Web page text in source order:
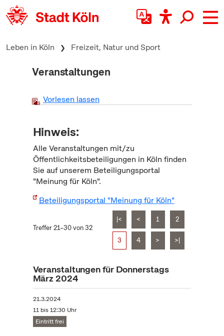
zum Inhalt springen
Leben in Köln Freizeit, Natur und Sport
Veranstaltungen
Vorlesen lassen
Hinweis:
Alle Veranstaltungen mit/zu
Öffentlichkeitsbeteiligungen in Köln finden
Sie auf unserem Beteiligungsportal
"Meinung für Köln".
Beteiligungsportal "Meinung für Köln"
Treffer 21–30 von 32
|< < 1 2
3 4 > >|
Veranstaltungen für Donnerstags
März 2024
21.3.2024
11 bis 12:30 Uhr
Eintritt frei